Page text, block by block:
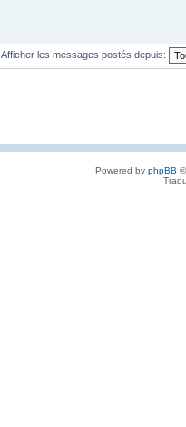
Afficher les messages postés depuis:
Powered by phpBB